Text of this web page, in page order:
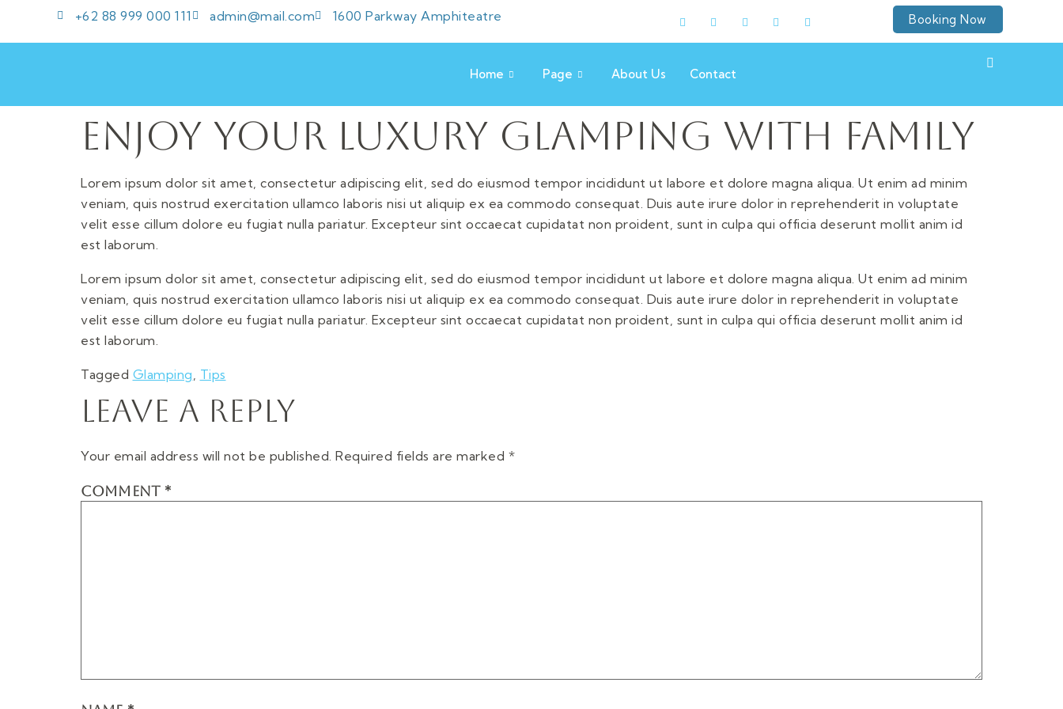
+62 88 999 000 111 admin@mail.com 1600 Parkway Amphiteatre Booking Now
Home Page About Us Contact
Enjoy Your Luxury Glamping with Family
Lorem ipsum dolor sit amet, consectetur adipiscing elit, sed do eiusmod tempor incididunt ut labore et dolore magna aliqua. Ut enim ad minim
veniam, quis nostrud exercitation ullamco laboris nisi ut aliquip ex ea commodo consequat. Duis aute irure dolor in reprehenderit in voluptate
velit esse cillum dolore eu fugiat nulla pariatur. Excepteur sint occaecat cupidatat non proident, sunt in culpa qui officia deserunt mollit anim id
est laborum.
Lorem ipsum dolor sit amet, consectetur adipiscing elit, sed do eiusmod tempor incididunt ut labore et dolore magna aliqua. Ut enim ad minim
veniam, quis nostrud exercitation ullamco laboris nisi ut aliquip ex ea commodo consequat. Duis aute irure dolor in reprehenderit in voluptate
velit esse cillum dolore eu fugiat nulla pariatur. Excepteur sint occaecat cupidatat non proident, sunt in culpa qui officia deserunt mollit anim id
est laborum.
Tagged Glamping, Tips
Leave a Reply
Your email address will not be published. Required fields are marked *
COMMENT *